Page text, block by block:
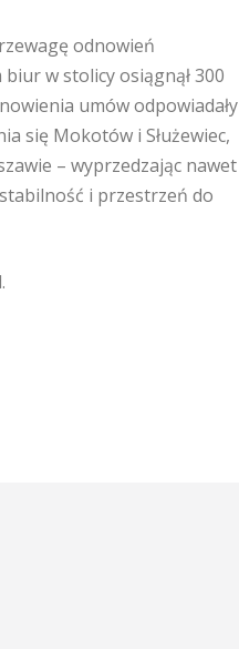
odnowień
w stolicy osiągnął 300
umów odpowiadały
się Mokotów i Służewiec,
– wyprzedzając nawet
i przestrzeń do